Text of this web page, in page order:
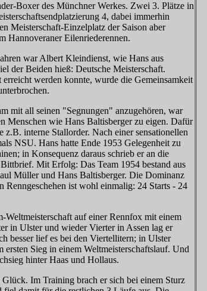
Boxer des Münchner Werkes. Zwei 3. Plätze in
4, dabei immerhin
Meisterschaft-Einzelplatz der Saison aber
Hannoveraner Eilenriederennen.
war Albert Kleindienst, wie Hans aus
der Beiden hieß: Deutsche Meisterschaft.
werden konnte, wurde die Gemeinsamkeit
mit all seinen "Segnungen" anzugehören, war
Menschen wie Hans Baltisberger zu eigen. Dafür
z.B. interne Stallorder. Nach einer sensationellen
NSU. Hans hatte Ende 1953 Gelegenheit zu
in Konsequenz daraus schrieb er an die
Mit Erfolg: Das Team 1954 bestand aus
Müller und Hans Baltisberger. Die Dominanz
ist wohl einmalig: 24 Starts - 24
Weltmeisterschaft auf einer Rennfox mit einem
in Ulster und wieder Vierter in Assen lag er
besser lief es bei den Viertellitern; in Ulster
Sieg in einem Weltmeisterschaftslauf. Und
hinter Haas und Hollaus.
Im Training brach er sich bei einem Sturz